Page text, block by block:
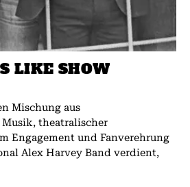
LIKE SHOW
Mischung aus
theatralischer
Engagement und Fanverehrung
Alex Harvey Band verdient,